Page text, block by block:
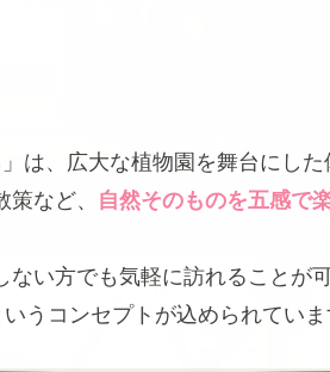
は、広大な植物園を舞台にし
など、 自然そのものを五感で
ない方でも気軽に訪れることが
うコンセプトが込められていま